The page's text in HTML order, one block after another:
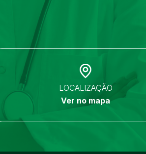
LOCALIZAÇÃO
Ver no mapa